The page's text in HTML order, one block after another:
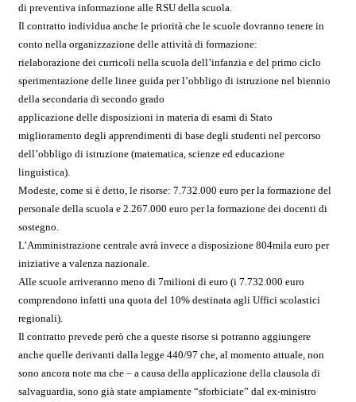
di preventiva informazione alle RSU della scuola.
Il contratto individua anche le priorità che le scuole dovranno tenere in
conto nella organizzazione delle attività di formazione:
rielaborazione dei curricoli nella scuola dell’infanzia e del primo ciclo
sperimentazione delle linee guida per l’obbligo di istruzione nel biennio
della secondaria di secondo grado
applicazione delle disposizioni in materia di esami di Stato
miglioramento degli apprendimenti di base degli studenti nel percorso
dell’obbligo di istruzione (matematica, scienze ed educazione
linguistica).
Modeste, come si è detto, le risorse: 7.732.000 euro per la formazione del
personale della scuola e 2.267.000 euro per la formazione dei docenti di
sostegno.
L’Amministrazione centrale avrà invece a disposizione 804mila euro per
iniziative a valenza nazionale.
Alle scuole arriveranno meno di 7milioni di euro (i 7.732.000 euro
comprendono infatti una quota del 10% destinata agli Uffici scolastici
regionali).
Il contratto prevede però che a queste risorse si potranno aggiungere
anche quelle derivanti dalla legge 440/97 che, al momento attuale, non
sono ancora note ma che – a causa della applicazione della clausola di
salvaguardia, sono già state ampiamente “sforbiciate” dal ex-ministro